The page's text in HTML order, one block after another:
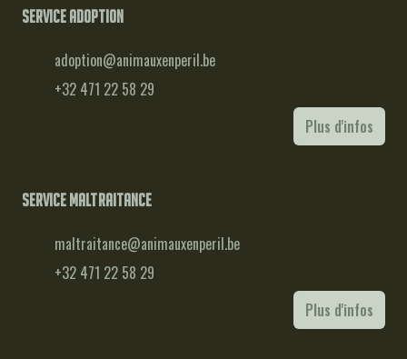
Service adoption
adoption@animauxenperil.be
+32 471 22 58 29
Plus d'infos
Service maltraitance
maltraitance@animauxenperil.be
+32 471 22 58 29
Plus d'infos